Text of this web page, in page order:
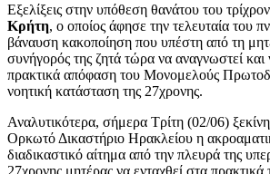
Εξελίξεις στην υπόθεση θανάτου του
Κρήτη, ο οποίος άφησε την τελευταία του
βάναυση κακοποίηση που υπέστη από τη
συνήγορός της ζητά τώρα να αναγνωστεί και
πρακτικά απόφαση του Μονομελούς
νοητική κατάσταση της 27χρονης.
Αναλυτικότερα, σήμερα Τρίτη (02/06)
Ορκωτό Δικαστήριο Ηρακλείου η
διαδικαστικό αίτημα από την πλευρά της
27χρονης μητέρας να ενταχθεί στα